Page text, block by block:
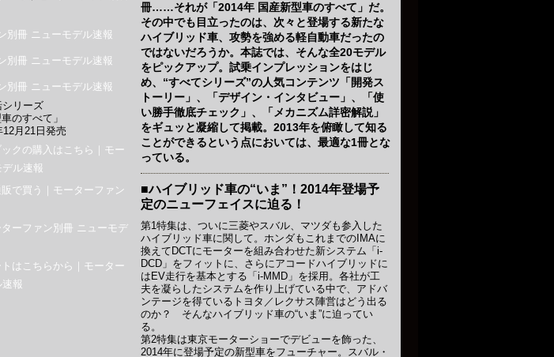
リーズ
のすべて」
月21日発売
冊……それが「2014年 国産新型車のすべて」だ。
その中でも目立ったのは、次々と登場する新たな
ハイブリッド車、攻勢を強める軽自動車だったの
ではないだろうか。本誌では、そんな全20モデル
をピックアップ。試乗インプレッションをはじ
め、“すべてシリーズ”の人気コンテンツ「開発ス
トーリー」、「デザイン・インタビュー」、「使
い勝手徹底チェック」、「メカニズム詳密解説」
をギュッと凝縮して掲載。2013年を俯瞰して知る
ことができるという点においては、最適な1冊とな
っている。
■ハイブリッド車の“いま”！2014年登場予
定のニューフェイスに迫る！
第1特集は、ついに三菱やスバル、マツダも参入した
ハイブリッド車に関して。ホンダもこれまでのIMAに
換えてDCTにモーターを組み合わせた新システム「i-
DCD」をフィットに、さらにアコードハイブリッドに
はEV走行を基本とする「i-MMD」を採用。各社が工
夫を凝らしたシステムを作り上げている中で、アドバ
ンテージを得ているトヨタ／レクサス陣営はどう出る
のか？ そんなハイブリッド車の“いま”に迫ってい
る。
第2特集は東京モーターショーでデビューを飾った、
2014年に登場予定の新型車をフューチャー。スバル・